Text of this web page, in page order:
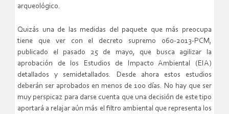
arqueológico.
Quizás una de las medidas del paquete que más preocupa
tiene que ver con el decreto supremo 060-2013-PCM,
publicado el pasado 25 de mayo, que busca agilizar la
aprobación de los Estudios de Impacto Ambiental (EIA)
detallados y semidetallados. Desde ahora estos estudios
deberán ser aprobados en menos de 100 días. No hay que ser
muy perspicaz para darse cuenta que una decisión de este tipo
aportará a relajar aún más el filtro ambiental que representa los